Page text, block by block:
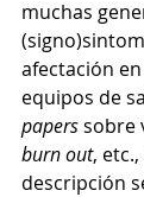
muchas
afectación
equipos de
papers sobre
burn out,
descripción